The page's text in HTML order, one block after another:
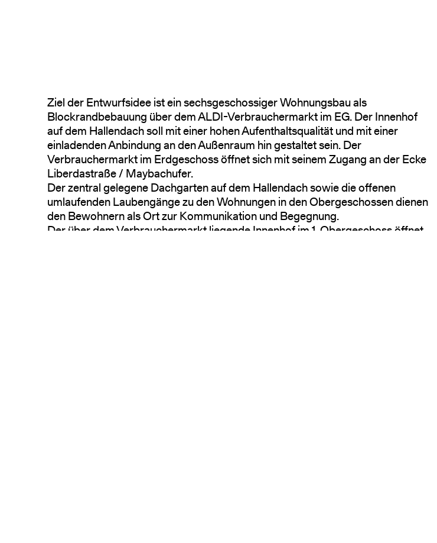
Ziel der Entwurfsidee ist ein sechsgeschossiger Wohnungsbau als
Blockrandbebauung über dem ALDI-Verbrauchermarkt im EG. Der Innenhof
auf dem Hallendach soll mit einer hohen Aufenthaltsqualität und mit einer
einladenden Anbindung an den Außenraum hin gestaltet sein. Der
Verbrauchermarkt im Erdgeschoss öffnet sich mit seinem Zugang an der Ecke
Liberdastraße / Maybachufer.
Der zentral gelegene Dachgarten auf dem Hallendach sowie die offenen
umlaufenden Laubengänge zu den Wohnungen in den Obergeschossen dienen
den Bewohnern als Ort zur Kommunikation und Begegnung.
Der über dem Verbrauchermarkt liegende Innenhof im 1. Obergeschoss öffnet